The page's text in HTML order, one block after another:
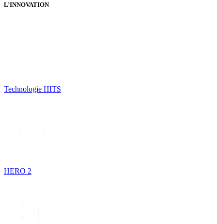
L’INNOVATION
Technologie HITS
HERO 2